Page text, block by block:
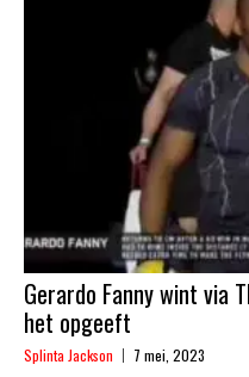
Gerardo Fanny wint via
het opgeeft
Splinta Jackson 7 mei, 2023